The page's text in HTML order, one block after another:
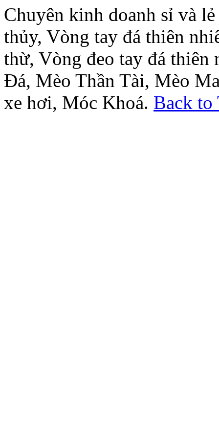
Chuyên kinh doanh sỉ và
thủy, Vòng tay đá thiên
thừ, Vòng đeo tay đá thiên
Đá, Mèo Thần Tài, Mèo
xe hơi, Móc Khoá. Back to